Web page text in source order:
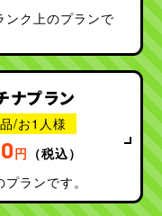
ンク上のプランで
ナプラン
/お1人様
円 （税込）
ランです。